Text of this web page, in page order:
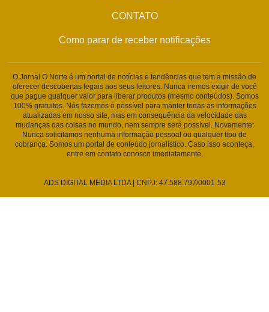
CONTATO
Como parar de receber notificações
O Jornal O Norte é um portal de notícias e tendências que tem a missão de
oferecer descobertas legais aos seus leitores. Nunca iremos exigir de você
que pague qualquer valor para liberar produtos (mesmo conteúdos). Somos
100% gratuitos. Nós fazemos o possível para manter todas as informações
atualizadas em nosso site, mas em consequência da velocidade das
mudanças das coisas no mundo, nem sempre será possível. Novamente:
Nunca solicitamos nenhuma informação pessoal ou qualquer tipo de
cobrança. Somos um portal de conteúdo jornalístico. Caso isso aconteça,
entre em contato conosco imediatamente.
ADS DIGITAL MEDIA LTDA | CNPJ: 47.588.797/0001-53